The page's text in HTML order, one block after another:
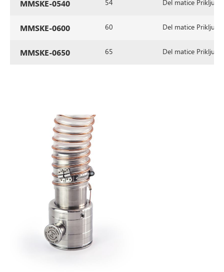
MMSKE-0540 54 Del matice
MMSKE-0600 60 Del matice
MMSKE-0650 65 Del matice